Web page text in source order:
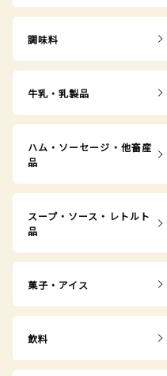
調味料
牛乳・乳製品
ハム・ソーセージ・他畜産
品
スープ・ソース・レトルト
品
菓子・アイス
飲料